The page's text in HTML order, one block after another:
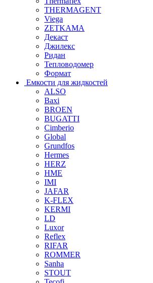
THERMAGENT
Viega
ZETKAMA
Декаст
Джилекс
Ридан
Тепловодомер
Формат
Емкости для жидкостей
ALSO
Baxi
BROEN
BUGATTI
Cimberio
Global
Grundfos
Hermes
HERZ
HME
IMI
JAFAR
K-FLEX
KERMI
LD
Luxor
Reflex
RIFAR
ROMMER
Sanha
STOUT